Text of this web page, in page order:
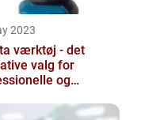
2023
værktøj - det
valg for
og